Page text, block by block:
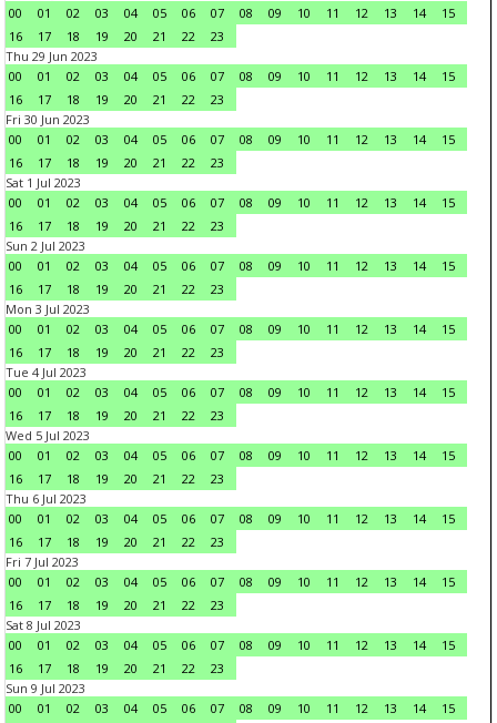
00
01 02 03 04 05 06 07 08 09 10 11 12 13 14
15
16
17 18 19 20 21 22
23
Thu 29 Jun 2023
00
01 02 03 04 05 06 07 08 09 10 11 12 13 14
15
16
17 18 19 20 21 22
23
Fri 30 Jun 2023
00
01 02 03 04 05 06 07 08 09 10 11 12 13 14
15
16
17 18 19 20 21 22
23
Sat 1 Jul 2023
00
01 02 03 04 05 06 07 08 09 10 11 12 13 14
15
16
17 18 19 20 21 22
23
Sun 2 Jul 2023
00
01 02 03 04 05 06 07 08 09 10 11 12 13 14
15
16
17 18 19 20 21 22
23
Mon 3 Jul 2023
00
01 02 03 04 05 06 07 08 09 10 11 12 13 14
15
16
17 18 19 20 21 22
23
Tue 4 Jul 2023
00
01 02 03 04 05 06 07 08 09 10 11 12 13 14
15
16
17 18 19 20 21 22
23
Wed 5 Jul 2023
00
01 02 03 04 05 06 07 08 09 10 11 12 13 14
15
16
17 18 19 20 21 22
23
Thu 6 Jul 2023
00
01 02 03 04 05 06 07 08 09 10 11 12 13 14
15
16
17 18 19 20 21 22
23
Fri 7 Jul 2023
00
01 02 03 04 05 06 07 08 09 10 11 12 13 14
15
16
17 18 19 20 21 22
23
Sat 8 Jul 2023
00
01 02 03 04 05 06 07 08 09 10 11 12 13 14
15
16
17 18 19 20 21 22
23
Sun 9 Jul 2023
00
01 02 03 04 05 06 07 08 09 10 11 12 13 14
15